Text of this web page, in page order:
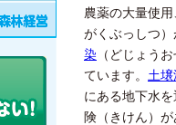
農薬の大量使
がくぶっしつ）
染 （どじょう
ています。 土
にある地下水
険 （きけん） が